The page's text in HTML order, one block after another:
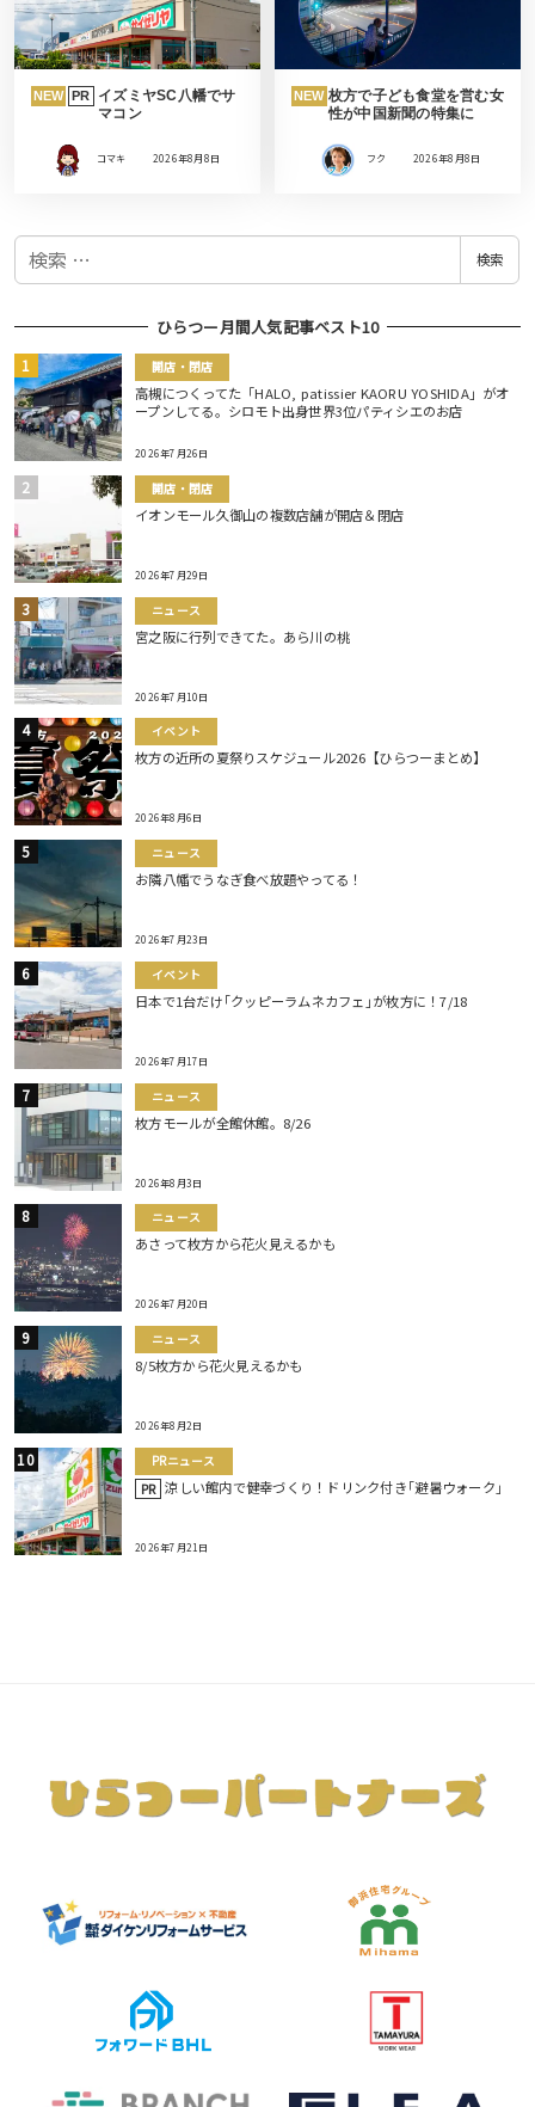
NEW PR
イズミヤSC八幡でサ
マコン
コマキ 2026年8月8日
NEW 枚方で子ども食堂を営む女
性が中国新聞の特集に
フク 2026年8月8日
検
検索
ひらつー月間人気記事ベスト10
開店・閉店
高槻につくってた「HALO, patissier KAORU YOSHIDA」がオ
ープンしてる。シロモト出身世界3位パティシエのお店
2026年7月26日
開店・閉店
イオンモール久御山の複数店舗が開店＆閉店
2026年7月29日
ニュース
宮之阪に行列できてた。あら川の桃
2026年7月10日
イベント
枚方の近所の夏祭りスケジュール2026【ひらつーまとめ】
2026年8月6日
ニュース
お隣八幡でうなぎ食べ放題やってる！
2026年7月23日
イベント
日本で1台だけ｢クッピーラムネカフェ｣が枚方に！7/18
2026年7月17日
ニュース
枚方モールが全館休館。8/26
2026年8月3日
ニュース
あさって枚方から花火見えるかも
2026年7月20日
ニュース
8/5枚方から花火見えるかも
2026年8月2日
PRニュース
PR 涼しい館内で健幸づくり！ドリンク付き｢避暑ウォーク｣
2026年7月21日